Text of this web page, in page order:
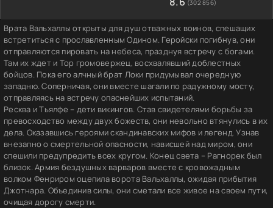
(302 856)
Врата Вальхаллы открыты для душ отважных воинов, спешащих
встретиться с прославленным Одином. Геройски погибнув, они
отправляются пировать на небеса, празднуя встречу с богами.
Там их ждет и Тор громовержец, восхвалявший доблестных
бойцов. Пока его алчный брат Локи придумывал очередную
западню. Соперничая, они вместе шагали по радужному мосту,
отправляясь на встречу опаснейших испытаний.
Ресква и Тьялфе – дети викингов. Став свидетелями борьбы за
превосходство между двух божеств, они невольно втянулись в их
дела. Оказавшись героями скандинавских мифов и легенд. Узнав
внезапно о смертельной опасности, нависшей над миром, они
спешили предупредить всех кругом. Конец света – Рагнорек был
близок. Армия бездушных варваров вместе с кровожадным
волком Фенриром оцепила ворота Вальхаллы, ожидая прибытия
Джотнара. Объединив силы, они сметали все живое на своем пути,
очищая дорогу смерти.